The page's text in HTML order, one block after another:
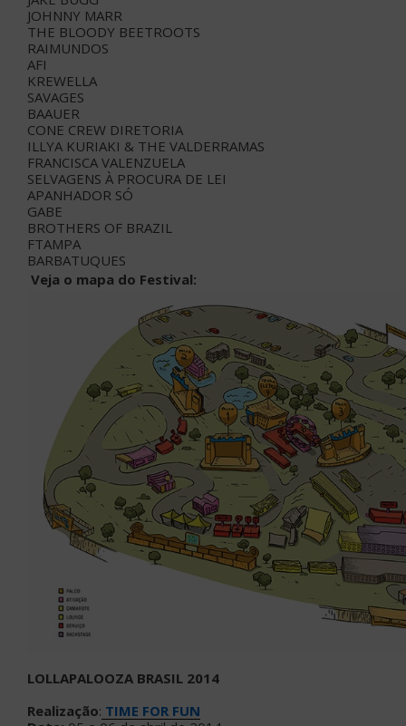
JOHNNY MARR
THE BLOODY BEETROOTS
RAIMUNDOS
AFI
KREWELLA
SAVAGES
BAAUER
CONE CREW DIRETORIA
ILLYA KURIAKI & THE VALDERRAMAS
FRANCISCA VALENZUELA
SELVAGENS À PROCURA DE LEI
APANHADOR SÓ
GABE
BROTHERS OF BRAZIL
FTAMPA
BARBATUQUES
Veja o mapa do Festival:
LOLLAPALOOZA BRASIL 2014
Realização: TIME FOR FUN